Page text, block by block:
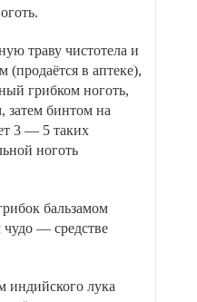
траву чистотела и
(продаётся в аптеке),
грибком ноготь,
затем бинтом на
3 — 5 таких
ноготь
бальзамом
— средстве
индийского лука